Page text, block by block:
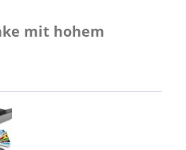
mit hohem